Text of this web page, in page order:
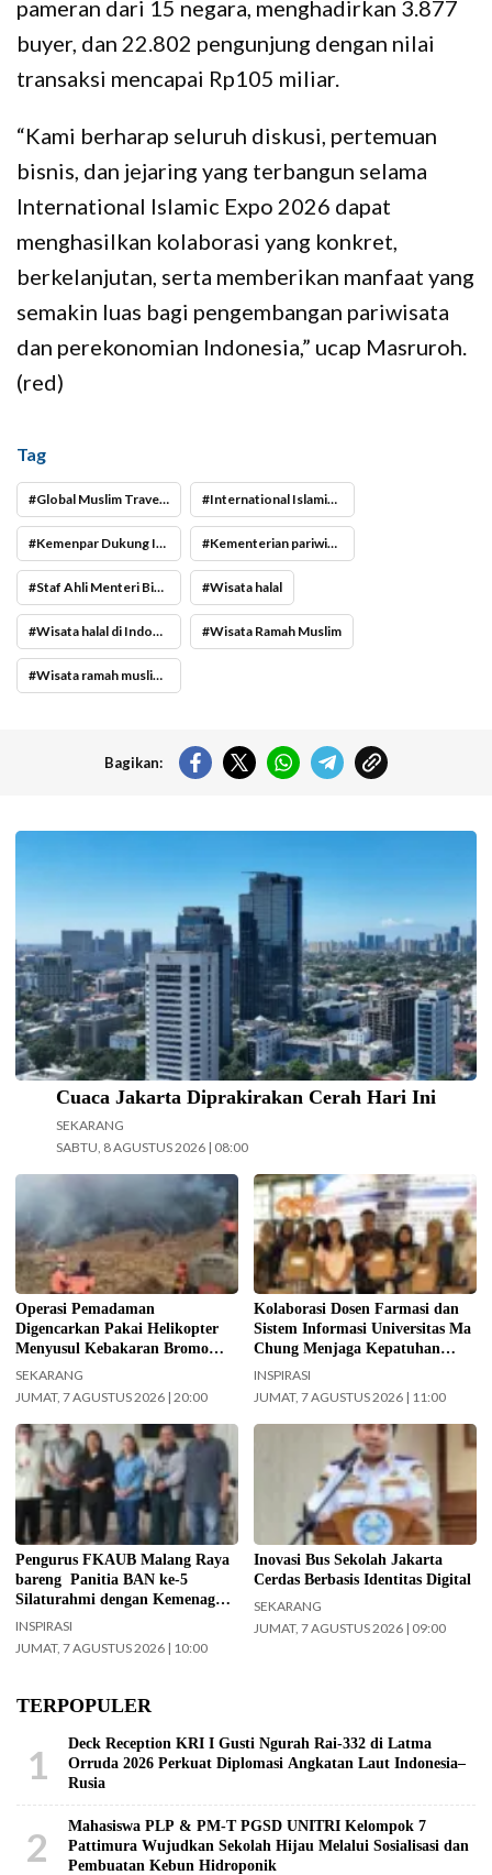
pameran dari 15 negara, menghadirkan 3.877
buyer, dan 22.802 pengunjung dengan nilai
transaksi mencapai Rp105 miliar.
“Kami berharap seluruh diskusi, pertemuan
bisnis, dan jejaring yang terbangun selama
International Islamic Expo 2026 dapat
menghasilkan kolaborasi yang konkret,
berkelanjutan, serta memberikan manfaat yang
semakin luas bagi pengembangan pariwisata
dan perekonomian Indonesia,” ucap Masruroh.
(red)
Tag
Global Muslim Travel Index 2026 International Islamic Expo 2026
Kemenpar Dukung International Islamic Expo 2026 Kementerian pariwisata
Staf Ahli Menteri Bidang Transformasi Digital dan Inovasi Pariwisata Kementerian Pariwisata Masruroh Wisata halal
Wisata halal di Indonesia Wisata Ramah Muslim
Wisata ramah muslim di Indonesia
Bagikan:
Cuaca Jakarta Diprakirakan Cerah Hari Ini
SEKARANG
SABTU, 8 AGUSTUS 2026 | 08:00
Operasi pemadaman kebakaran di
kawasan Taman Nasional Bromo
Tengger Semeru (TNBTS) terus
digencarkan, Jumat (7/8/2026)
hari ini. (Foto: BPBD Kabupaten
Malang).
Operasi Pemadaman
Digencarkan Pakai Helikopter
Menyusul Kebakaran Bromo
Meluas ke Arah Bukit B 29
SEKARANG
JUMAT, 7 AGUSTUS 2026 | 20:00
Kolaborasi Dosen Farmasi dan
Sistem Informasi Universitas Ma
Chung dalam menjaga kepatuhan
pasien diabetes melalui kegiatan
Pengabdian Masyarakat Dosen.
(Foto: ist)
Kolaborasi Dosen Farmasi dan
Sistem Informasi Universitas Ma
Chung Menjaga Kepatuhan
Pasien Diabetes
INSPIRASI
JUMAT, 7 AGUSTUS 2026 | 11:00
Jajaran Pengurus FKAUB Malang
beserta perwakilan panitia
pelaksana Barikan Anak Nusantara
(BAN) Ke – 5 silaturahmi dengan
Yayasan Masjid Agung Jami Kota
Malang. Selain itu juga silaturahmi
dengan jajaran Kantor
Kementerian Agama (Kemenag)
Kabupaten Malang. (Foto: ist)
Pengurus FKAUB Malang Raya
bareng Panitia BAN ke-5
Silaturahmi dengan Kemenag
Kabupaten Malang dan Yayasan
INSPIRASI
JUMAT, 7 AGUSTUS 2026 | 10:00
Kepala UPAS Dishub DKI Jakarta,
Koharudin. (Foto: Nugroho Sejati-
beritajakarta.id)
Inovasi Bus Sekolah Jakarta
Cerdas Berbasis Identitas Digital
SEKARANG
JUMAT, 7 AGUSTUS 2026 | 09:00
TERPOPULER
1
Deck Reception KRI I Gusti Ngurah Rai-332 di Latma
Orruda 2026 Perkuat Diplomasi Angkatan Laut Indonesia–
Rusia
2
Mahasiswa PLP & PM-T PGSD UNITRI Kelompok 7
Pattimura Wujudkan Sekolah Hijau Melalui Sosialisasi dan
Pembuatan Kebun Hidroponik